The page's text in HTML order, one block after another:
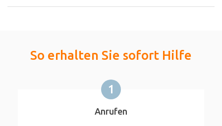
So erhalten Sie sofort Hilfe
1
Anrufen